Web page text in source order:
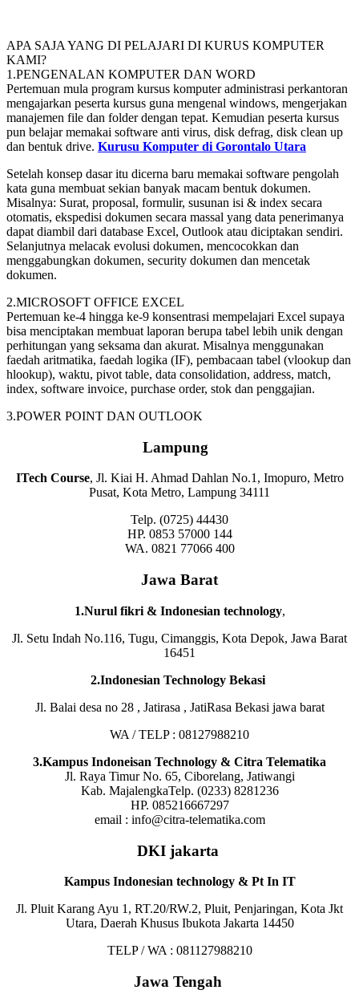
APA SAJA YANG DI PELAJARI DI KURUS KOMPUTER
KAMI?
1.PENGENALAN KOMPUTER DAN WORD
Pertemuan mula program kursus komputer administrasi perkantoran
mengajarkan peserta kursus guna mengenal windows, mengerjakan
manajemen file dan folder dengan tepat. Kemudian peserta kursus
pun belajar memakai software anti virus, disk defrag, disk clean up
dan bentuk drive. Kurusu Komputer di Gorontalo Utara
Setelah konsep dasar itu dicerna baru memakai software pengolah
kata guna membuat sekian banyak macam bentuk dokumen.
Misalnya: Surat, proposal, formulir, susunan isi & index secara
otomatis, ekspedisi dokumen secara massal yang data penerimanya
dapat diambil dari database Excel, Outlook atau diciptakan sendiri.
Selanjutnya melacak evolusi dokumen, mencocokkan dan
menggabungkan dokumen, security dokumen dan mencetak
dokumen.
2.MICROSOFT OFFICE EXCEL
Pertemuan ke-4 hingga ke-9 konsentrasi mempelajari Excel supaya
bisa menciptakan membuat laporan berupa tabel lebih unik dengan
perhitungan yang seksama dan akurat. Misalnya menggunakan
faedah aritmatika, faedah logika (IF), pembacaan tabel (vlookup dan
hlookup), waktu, pivot table, data consolidation, address, match,
index, software invoice, purchase order, stok dan penggajian.
3.POWER POINT DAN OUTLOOK
Lampung
ITech Course, Jl. Kiai H. Ahmad Dahlan No.1, Imopuro, Metro
Pusat, Kota Metro, Lampung 34111
Telp. (0725) 44430
HP. 0853 57000 144
WA. 0821 77066 400
Jawa Barat
1.Nurul fikri & Indonesian technology,
Jl. Setu Indah No.116, Tugu, Cimanggis, Kota Depok, Jawa Barat
16451
2.Indonesian Technology Bekasi
Jl. Balai desa no 28 , Jatirasa , JatiRasa Bekasi jawa barat
WA / TELP : 08127988210
3.Kampus Indoneisan Technology & Citra Telematika
Jl. Raya Timur No. 65, Ciborelang, Jatiwangi
Kab. MajalengkaTelp. (0233) 8281236
HP. 085216667297
email : info@citra-telematika.com
DKI jakarta
Kampus Indonesian technology & Pt In IT
Jl. Pluit Karang Ayu 1, RT.20/RW.2, Pluit, Penjaringan, Kota Jkt
Utara, Daerah Khusus Ibukota Jakarta 14450
TELP / WA : 081127988210
Jawa Tengah